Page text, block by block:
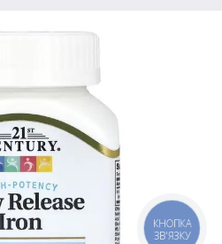
КНОПКА
ЗВ'ЯЗКУ